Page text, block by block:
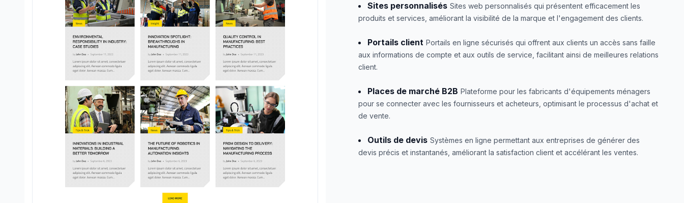
Sites personnalisés Sites web personnalisés qui présentent efficacement les
produits et services, améliorant la visibilité de la marque et l'engagement des clients.
Portails client Portails en ligne sécurisés qui offrent aux clients un accès sans faille
aux informations de compte et aux outils de service, facilitant ainsi de meilleures relations
client.
Places de marché B2B Plateforme pour les fabricants d'équipements ménagers
pour se connecter avec les fournisseurs et acheteurs, optimisant le processus d'achat et
de vente.
Outils de devis Systèmes en ligne permettant aux entreprises de générer des
devis précis et instantanés, améliorant la satisfaction client et accélérant les ventes.